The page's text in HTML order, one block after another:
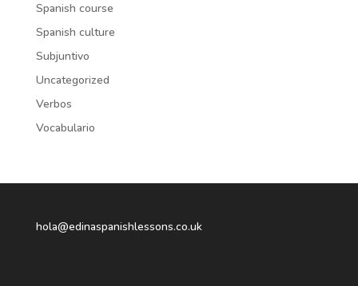
Spanish course
Spanish culture
Subjuntivo
Uncategorized
Verbos
Vocabulario
hola@edinaspanishlessons.co.uk